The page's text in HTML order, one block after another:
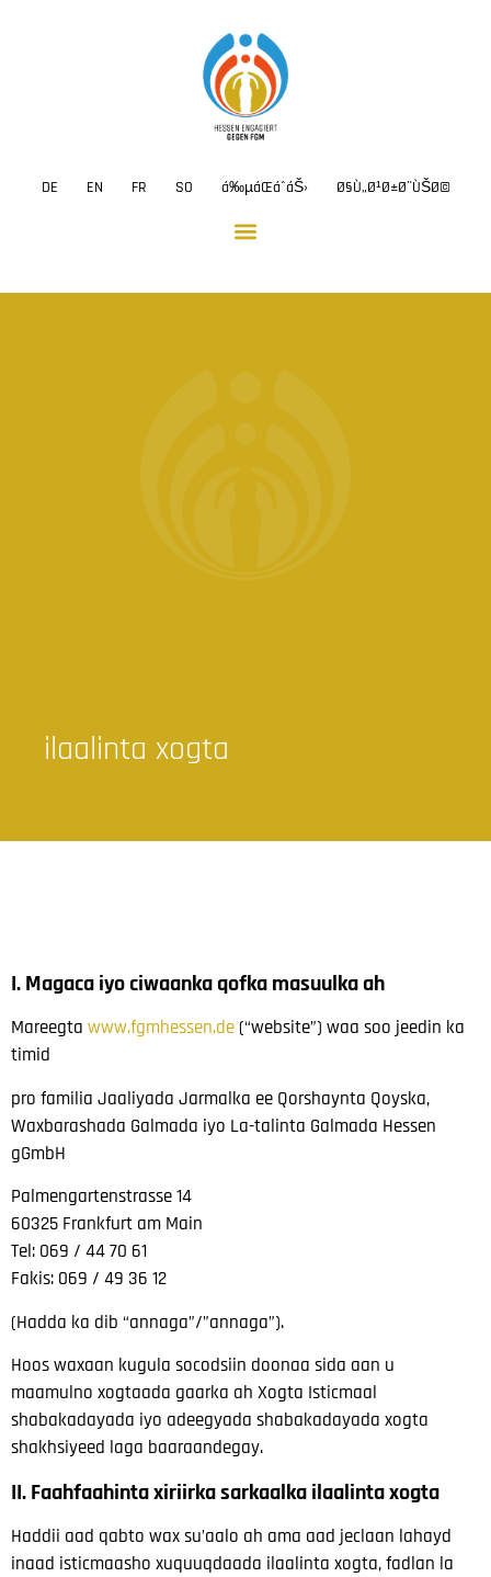
DE EN FR SO á‰µáŒáˆ­áŠ› Ø§Ù„Ø¹Ø±Ø¨ÙŠØ©
ilaalinta xogta
I. Magaca iyo ciwaanka qofka masuulka ah
Mareegta www.fgmhessen.de(“website”) waa soo jeedin ka
timid
pro familia Jaaliyada Jarmalka ee Qorshaynta Qoyska,
Waxbarashada Galmada iyo La-talinta Galmada Hessen
gGmbH
Palmengartenstrasse 14
60325 Frankfurt am Main
Tel: 069 / 44 70 61
Fakis: 069 / 49 36 12
(Hadda ka dib “annaga”/”annaga”).
Hoos waxaan kugula socodsiin doonaa sida aan u
maamulno xogtaada gaarka ah Xogta Isticmaal
shabakadayada iyo adeegyada shabakadayada xogta
shakhsiyeed laga baaraandegay.
II. Faahfaahinta xiriirka sarkaalka ilaalinta xogta
Haddii aad qabto wax su’aalo ah ama aad jeclaan lahayd
inaad isticmaasho xuquuqdaada ilaalinta xogta, fadlan la